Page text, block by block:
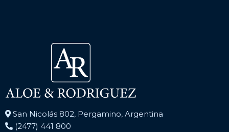
San Nicolás 802, Pergamino, Argentina
(2477) 441 800